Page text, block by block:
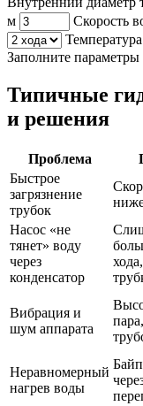
м
Скорость
Заполните
Типичные
и решения
Проблема
Быстрое
загрязнение
трубок
Насос «не
тянет» воду
через
конденсатор
Вибрация и
шум аппарата
Неравномерный
нагрев воды